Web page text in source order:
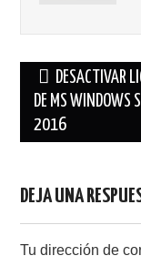
Navegación
de
entradas
DESACTIVAR
DE MS WINDOWS
2016
DEJA UNA
Tu dirección de